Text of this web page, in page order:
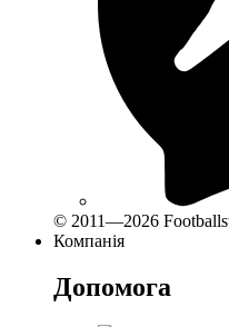
© 2011—2026
Компанія
Допомога